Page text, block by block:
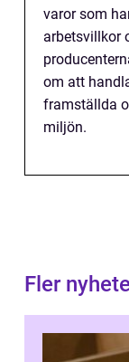
varor som
arbetsvillkor
om att
framställda
miljön.
Fler